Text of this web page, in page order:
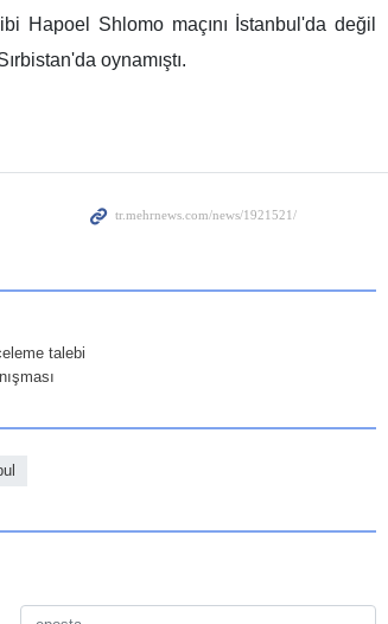
Hapoel Shlomo maçını İstanbul'da değil
oynamıştı.
talebi